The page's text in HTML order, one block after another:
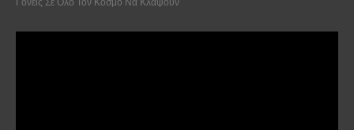
Γονείς Σε Όλο Τον Κόσμο Να Κλάψουν